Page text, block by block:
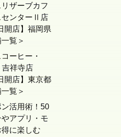
ザーブカフ
センターⅡ店
開店】福岡県
覧＞
ーヒー・
祥寺店
開店】東京都
覧＞
活用術！50
アプリ・モ
に楽しむ